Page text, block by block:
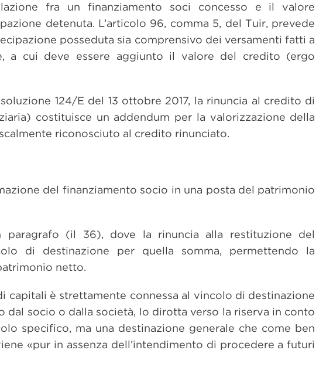
fra un finanziamento soci concesso e il valore
detenuta. L’articolo 96, comma 5, del Tuir, prevede
posseduta sia comprensivo dei versamenti fatti a
a cui deve essere aggiunto il valore del credito (ergo
124/E del 13 ottobre 2017, la rinuncia al credito di
costituisce un addendum per la valorizzazione della
riconosciuto al credito rinunciato.
del finanziamento socio in una posta del patrimonio
paragrafo (il 36), dove la rinuncia alla restituzione del
di destinazione per quella somma, permettendo la
netto.
capitali è strettamente connessa al vincolo di destinazione
dal socio o dalla società, lo dirotta verso la riserva in conto
specifico, ma una destinazione generale che come ben
«pur in assenza dell’intendimento di procedere a futuri